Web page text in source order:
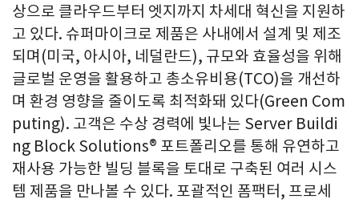
상으로 클라우드부터 엣지까지 차세대 혁신을 지원하
고 있다. 슈퍼마이크로 제품은 사내에서 설계 및 제조
되며(미국, 아시아, 네덜란드), 규모와 효율성을 위해
글로벌 운영을 활용하고 총소유비용(TCO)을 개선하
며 환경 영향을 줄이도록 최적화돼 있다(Green Com
puting). 고객은 수상 경력에 빛나는 Server Buildi
ng Block Solutions® 포트폴리오를 통해 유연하고
재사용 가능한 빌딩 블록을 토대로 구축된 여러 시스
템 제품을 만나볼 수 있다. 포괄적인 폼팩터, 프로세